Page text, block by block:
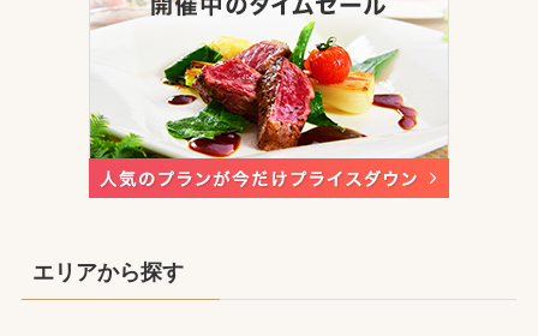
エリアから探す